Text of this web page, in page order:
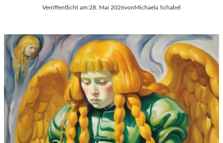
Veröffentlicht am:28. Mai 2026vonMichaela Schabel